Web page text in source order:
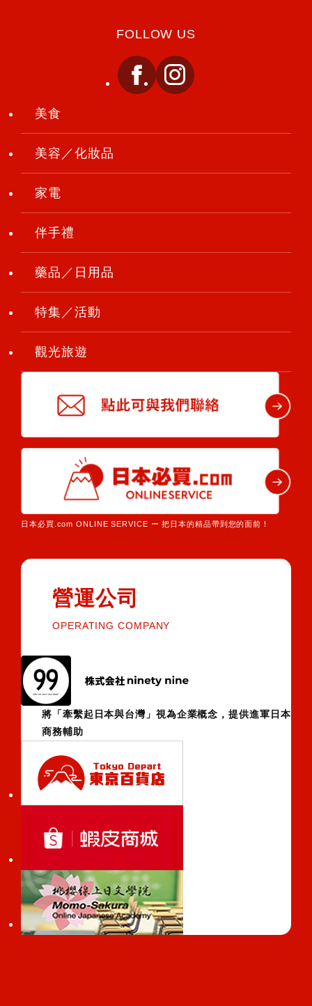
FOLLOW US
美食
美容／化妝品
家電
伴手禮
藥品／日用品
特集／活動
觀光旅遊
日本必買.com ONLINE SERVICE ー 把日本的精品帶到您的面前！
營運公司
OPERATING COMPANY
將「牽繫起日本與台灣」視為企業概念，提供進軍日本
商務輔助